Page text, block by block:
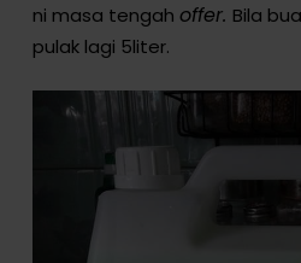
ni masa tengah offer. Bila
pulak lagi 5liter.